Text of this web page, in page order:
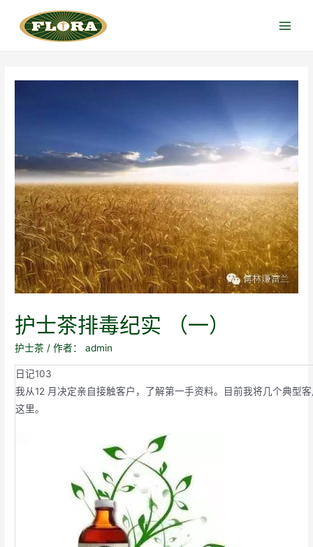
护士茶排毒纪实 （一）
护士茶 / 作者： admin
日记103
我从12 月决定亲自接触客户，了解第一手资料。目前我将几个典型
这里。